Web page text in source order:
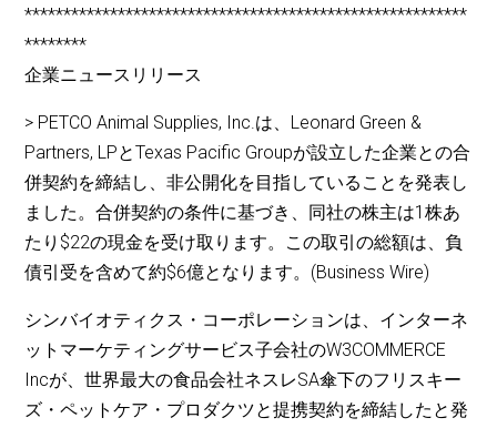
*********************************************************
********
企業ニュースリリース
> PETCO Animal Supplies, Inc.は、Leonard Green &
Partners, LPとTexas Pacific Groupが設立した企業との合
併契約を締結し、非公開化を目指していることを発表し
ました。合併契約の条件に基づき、同社の株主は1株あ
たり$22の現金を受け取ります。この取引の総額は、負
債引受を含めて約$6億となります。(Business Wire)
シンバイオティクス・コーポレーションは、インターネ
ットマーケティングサービス子会社のW3COMMERCE
Incが、世界最大の食品会社ネスレSA傘下のフリスキー
ズ・ペットケア・プロダクツと提携契約を締結したと発